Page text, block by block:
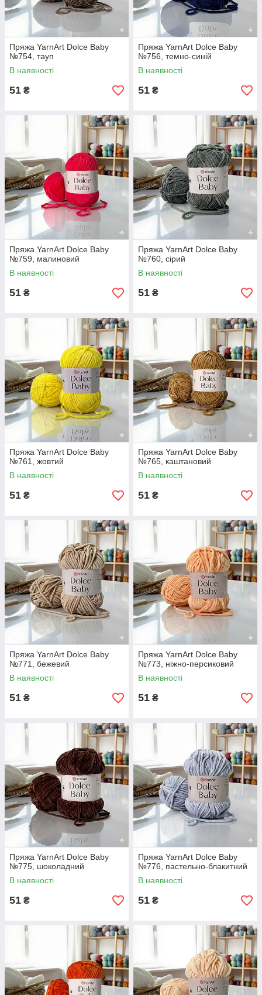
Пряжа YarnArt Dolce Baby
№754, тауп
В наявності
51 ₴
Пряжа YarnArt Dolce Baby
№756, темно-синій
В наявності
51 ₴
Пряжа YarnArt Dolce Baby
№759, малиновий
В наявності
51 ₴
Пряжа YarnArt Dolce Baby
№760, сірий
В наявності
51 ₴
Пряжа YarnArt Dolce Baby
№761, жовтий
В наявності
51 ₴
Пряжа YarnArt Dolce Baby
№765, каштановий
В наявності
51 ₴
Пряжа YarnArt Dolce Baby
№771, бежевий
В наявності
51 ₴
Пряжа YarnArt Dolce Baby
№773, ніжно-персиковий
В наявності
51 ₴
Пряжа YarnArt Dolce Baby
№775, шоколадний
В наявності
51 ₴
Пряжа YarnArt Dolce Baby
№776, пастельно-блакитний
В наявності
51 ₴